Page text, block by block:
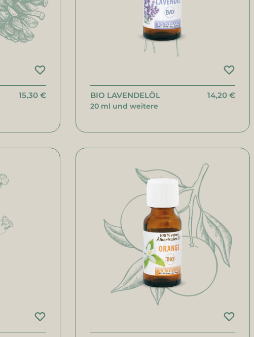
15,30 € BIO LAVENDELÖL
20 ml und weitere
Größen
14,20 €